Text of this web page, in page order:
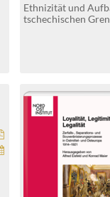
Ethnizität und
tschechischen